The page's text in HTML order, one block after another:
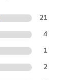
21
4
1
2